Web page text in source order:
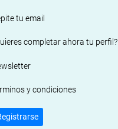
tu email
completar ahora tu perfil?
y condiciones